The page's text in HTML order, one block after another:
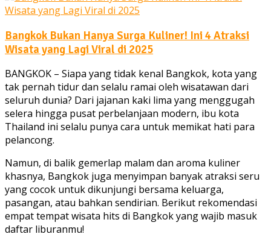
Bangkok Bukan Hanya Surga Kuliner! Ini 4 Atraksi
Wisata yang Lagi Viral di 2025
BANGKOK – Siapa yang tidak kenal Bangkok, kota yang
tak pernah tidur dan selalu ramai oleh wisatawan dari
seluruh dunia? Dari jajanan kaki lima yang menggugah
selera hingga pusat perbelanjaan modern, ibu kota
Thailand ini selalu punya cara untuk memikat hati para
pelancong.
Namun, di balik gemerlap malam dan aroma kuliner
khasnya, Bangkok juga menyimpan banyak atraksi seru
yang cocok untuk dikunjungi bersama keluarga,
pasangan, atau bahkan sendirian. Berikut rekomendasi
empat tempat wisata hits di Bangkok yang wajib masuk
daftar liburanmu!